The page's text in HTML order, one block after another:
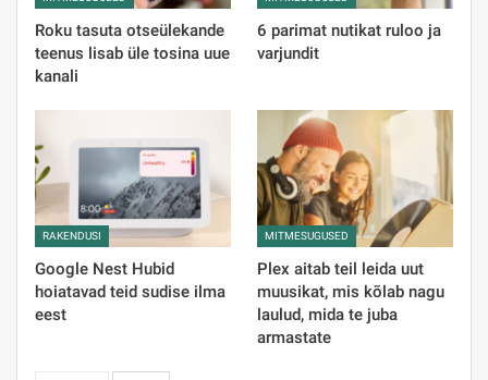
Roku tasuta otseülekande
teenus lisab üle tosina uue
kanali
6 parimat nutikat ruloo ja
varjundit
RAKENDUSI
Google Nest Hubid
hoiatavad teid sudise ilma
eest
MITMESUGUSED
Plex aitab teil leida uut
muusikat, mis kõlab nagu
laulud, mida te juba
armastate